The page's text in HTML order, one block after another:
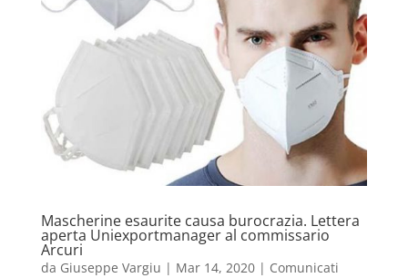
Mascherine esaurite causa burocrazia. Lettera
aperta Uniexportmanager al commissario
Arcuri
da Giuseppe Vargiu | Mar 14, 2020| Comunicati